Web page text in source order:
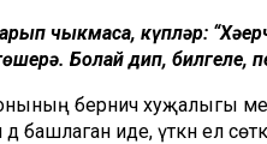
чыкмаса, күпләр:
Болай дип, билгеле,
берничә хуҗалыгы
дә башлаган иде, үткән ел